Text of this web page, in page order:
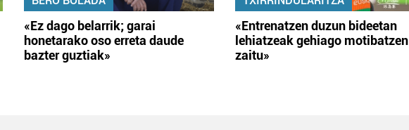
«Ez dago belarrik; garai
honetarako oso erreta daude
bazter guztiak»
«Entrenatzen duzun bideetan
lehiatzeak gehiago motibatzen
zaitu»